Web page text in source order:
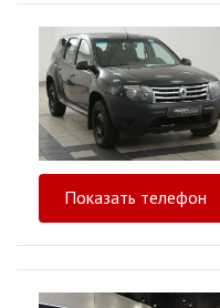
Показать телефон